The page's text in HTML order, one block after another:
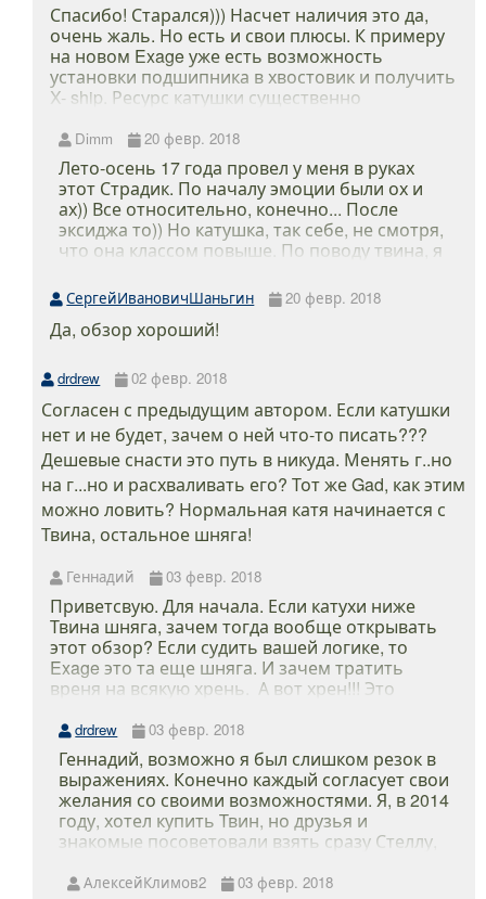
Спасибо! Старался))) Насчет наличия это да,
очень жаль. Но есть и свои плюсы. К примеру
на новом Exage уже есть возможность
установки подшипника в хвостовик и получить
X- ship. Ресурс катушки существенно
убедился. Хоть и гонял катуху особо не
перегружая, тем не менее из- за износа ротор
начал сильнее люфтить. Сейчас думаю о
новом агрегате, очень охото взять что- то
классом выше например Stradic. Хотя и эта
катуха хрень, так говорят некоторые люди и
все, что ниже твина, это все фигня)))
Dimm 20 февр. 2018
Лето-осень 17 года провел у меня в руках
этот Страдик. По началу эмоции были ох и
ах)) Все относительно, конечно... После
эксиджа то)) Но катушка, так себе, не смотря,
что она классом повыше. По поводу твина, я
потратьте. У друга твин, я им тоже рыбачил.
Хоть денег не жалко будет и абсолютно
другое качество и удовольствие получите.
обязательно обзаведусь твином.
СергейИвановичШаньгин 20 февр. 2018
Да, обзор хороший!
drdrew 02 февр. 2018
Согласен с предыдущим автором. Если катушки
нет и не будет, зачем о ней что-то писать???
Дешевые снасти это путь в никуда. Менять г..но
на г...но и расхваливать его? Тот же Gad, как этим
можно ловить? Нормальная катя начинается с
Твина, остальное шняга!
Геннадий 03 февр. 2018
Приветсвую. Для начала. Если катухи ниже
Твина шняга, зачем тогда вообще открывать
этот обзор? Если судить вашей логике, то
Exage это та еще шняга. И зачем тратить
вреня на всякую хрень. А вот хрен!!! Это
топовый. Конечно, я уверен, что Твин куда
более надежен. Наверное его надежность я и
не оценю никогда. Все потому, что есть
категория людей, которая не может себе
позволить такого рода катушки или попросту
не горит желанием тратить такие бабки на
катуху. Мне к примеру не нужно Твина мне и
Страдика до пенсии хватит. Зачем мне брать
Твин если рыбак выходного дня? Зачем мне
drdrew 03 февр. 2018
Геннадий, возможно я был слишком резок в
выражениях. Конечно каждый согласует свои
желания со своими возможностями. Я, в 2014
году, хотел купить Твин, но друзья и
знакомые посоветовали взять сразу Стеллу,
говоря, офигел! До этого у меня уже был и
АлексейКлимов2 03 февр. 2018